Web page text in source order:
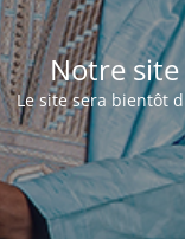
Notre
Le site sera bientôt